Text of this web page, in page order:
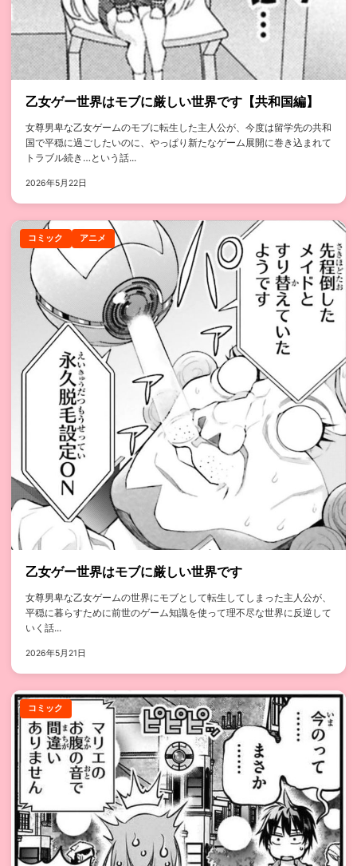
乙女ゲー世界はモブに厳しい世界です【共和国編】
女尊男卑な乙女ゲームのモブに転生した主人公が、今度は留学先の共和
国で平穏に過ごしたいのに、やっぱり新たなゲーム展開に巻き込まれて
トラブル続き…という話...
2026年5月22日
コミック アニメ
乙女ゲー世界はモブに厳しい世界です
女尊男卑な乙女ゲームの世界にモブとして転生してしまった主人公が、
平穏に暮らすために前世のゲーム知識を使って理不尽な世界に反逆して
いく話...
2026年5月21日
コミック